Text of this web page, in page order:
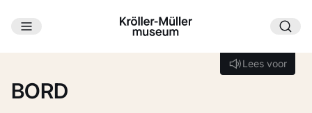
Ga naar hoofdinhoud
Lees voor
Lees voor
BORD